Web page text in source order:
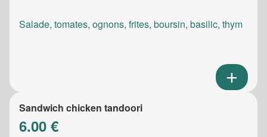
Salade, tomates, ognons, frites, boursin, basilic, thym
Sandwich chicken tandoori
6.00 €